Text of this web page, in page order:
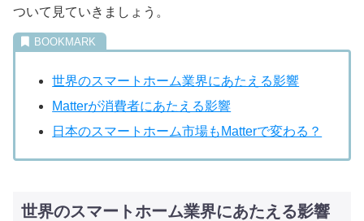
ついて見ていきましょう。
世界のスマートホーム業界にあたえる影響
Matterが消費者にあたえる影響
日本のスマートホーム市場もMatterで変わる？
世界のスマートホーム業界にあたえる影響